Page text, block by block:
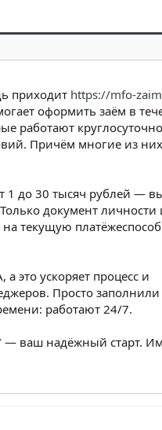
приходит https://mfo-
оформить заём в
работают
Причём многие из
1 до 30 тысяч рублей —
документ личности
текущую
это ускоряет процесс и
Просто
работают 24/7.
— ваш надёжный старт.